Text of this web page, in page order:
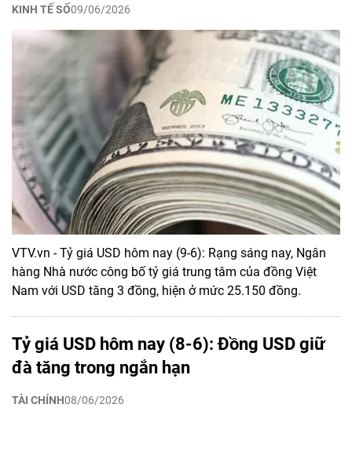
KINH TẾ SỐ09/06/2026
VTV.vn - Tỷ giá USD hôm nay (9-6): Rạng sáng nay, Ngân
hàng Nhà nước công bố tỷ giá trung tâm của đồng Việt
Nam với USD tăng 3 đồng, hiện ở mức 25.150 đồng.
Tỷ giá USD hôm nay (8-6): Đồng USD giữ
đà tăng trong ngắn hạn
TÀI CHÍNH08/06/2026